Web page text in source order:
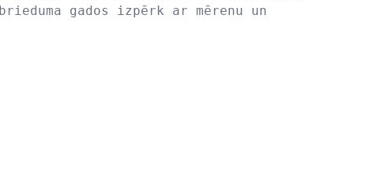
gados izpērk ar mērenu un